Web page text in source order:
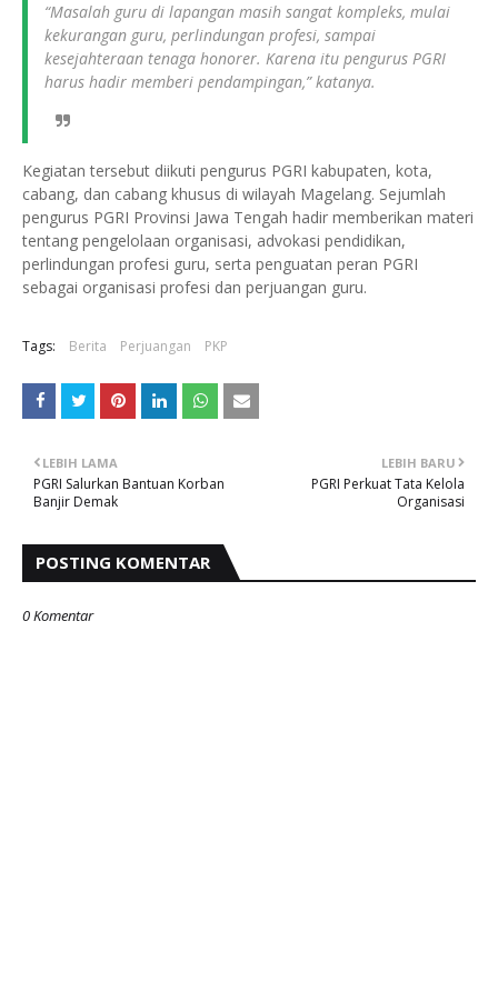
“Masalah guru di lapangan masih sangat kompleks, mulai
kekurangan guru, perlindungan profesi, sampai
kesejahteraan tenaga honorer. Karena itu pengurus PGRI
harus hadir memberi pendampingan,” katanya.
Kegiatan tersebut diikuti pengurus PGRI kabupaten, kota,
cabang, dan cabang khusus di wilayah Magelang. Sejumlah
pengurus PGRI Provinsi Jawa Tengah hadir memberikan materi
tentang pengelolaan organisasi, advokasi pendidikan,
perlindungan profesi guru, serta penguatan peran PGRI
sebagai organisasi profesi dan perjuangan guru.
Tags: Berita Perjuangan PKP
LEBIH BARU
PGRI Perkuat Tata Kelola
Organisasi
LEBIH LAMA
PGRI Salurkan Bantuan Korban
Banjir Demak
POSTING KOMENTAR
0 Komentar